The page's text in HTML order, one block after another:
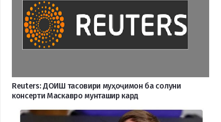
Reuters: ДОИШ тасовири муҳоҷимон ба солуни
консерти Маскавро мунташир кард